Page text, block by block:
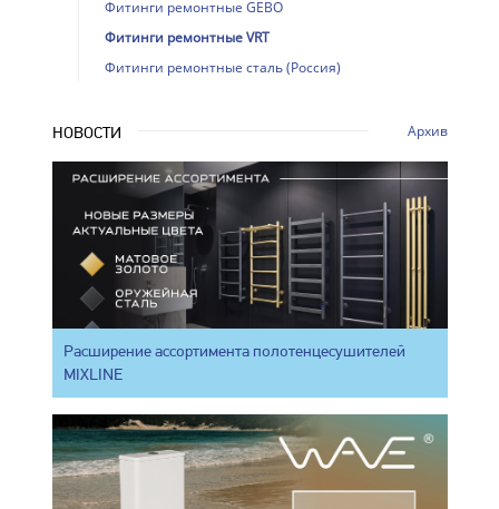
Фитинги ремонтные GEBO
Фитинги ремонтные VRT
Фитинги ремонтные сталь (Россия)
НОВОСТИ Архив
Расширение ассортимента полотенцесушителей
MIXLINE